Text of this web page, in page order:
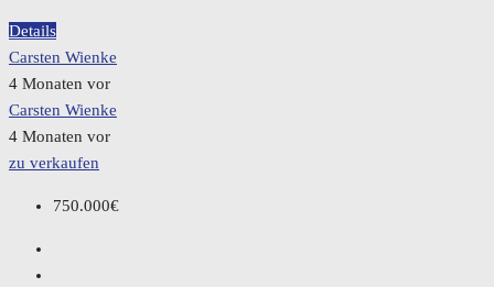
Details
Carsten Wienke
4 Monaten vor
Carsten Wienke
4 Monaten vor
zu verkaufen
750.000€